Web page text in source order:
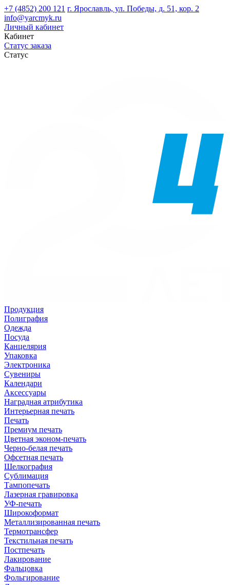
+7 (4852) 200 121 г. Ярославль, ул. Победы, д. 51, кор. 2
info@yarcmyk.ru
Личный кабинет
Кабинет
Статус заказа
Статус
Продукция
Полиграфия
Одежда
Посуда
Канцелярия
Упаковка
Электроника
Сувениры
Календари
Аксессуары
Наградная атрибутика
Интерьерная печать
Печать
Премиум печать
Цветная эконом-печать
Черно-белая печать
Офсетная печать
Шелкография
Сублимация
Тампопечать
Лазерная гравировка
УФ-печать
Широкоформат
Металлизированная печать
Термотрансфер
Текстильная печать
Постпечать
Лакирование
Фальцовка
Фольгирование